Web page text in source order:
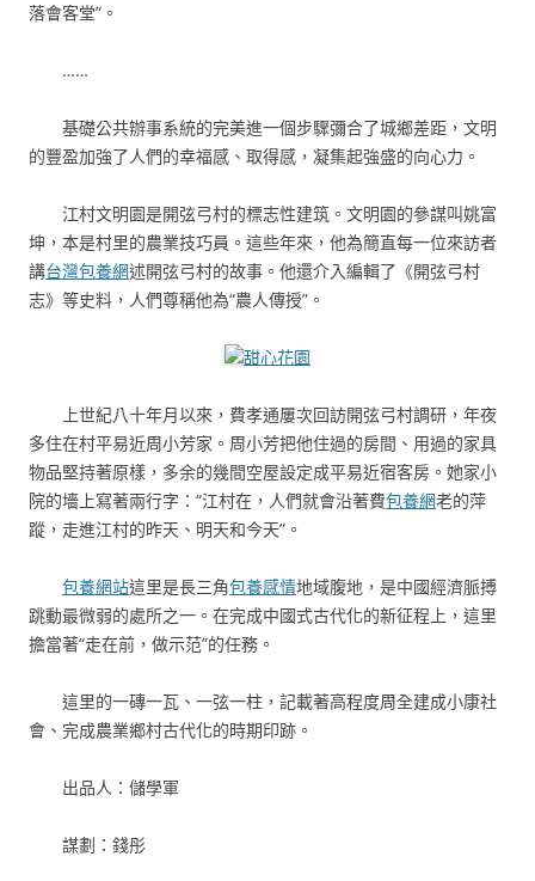
落會客堂”。
……
基礎公共辦事系統的完美進一個步驟彌合了城鄉差距，文明
的豐盈加強了人們的幸福感、取得感，凝集起強盛的向心力。
江村文明園是開弦弓村的標志性建筑。文明園的參謀叫姚富
坤，本是村里的農業技巧員。這些年來，他為簡直每一位來訪者
講台灣包養網述開弦弓村的故事。他還介入編輯了《開弦弓村
志》等史料，人們尊稱他為“農人傳授”。
甜心花園
上世紀八十年月以來，費孝通屢次回訪開弦弓村調研，年夜
多住在村平易近周小芳家。周小芳把他住過的房間、用過的家具
物品堅持著原樣，多余的幾間空屋設定成平易近宿客房。她家小
院的墻上寫著兩行字：“江村在，人們就會沿著費包養網老的萍
蹤，走進江村的昨天、明天和今天”。
包養網站這里是長三角包養感情地域腹地，是中國經濟脈搏
跳動最微弱的處所之一。在完成中國式古代化的新征程上，這里
擔當著“走在前，做示范”的任務。
這里的一磚一瓦、一弦一柱，記載著高程度周全建成小康社
會、完成農業鄉村古代化的時期印跡。
出品人：儲學軍
謀劃：錢彤